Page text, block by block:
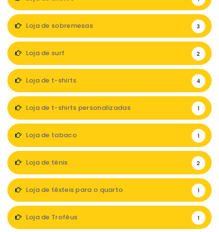
Loja de sobremesas 3
Loja de surf 2
Loja de t-shirts 4
Loja de t-shirts personalizadas 1
Loja de tabaco 1
Loja de ténis 2
Loja de têxteis para o quarto 1
Loja de Troféus 1